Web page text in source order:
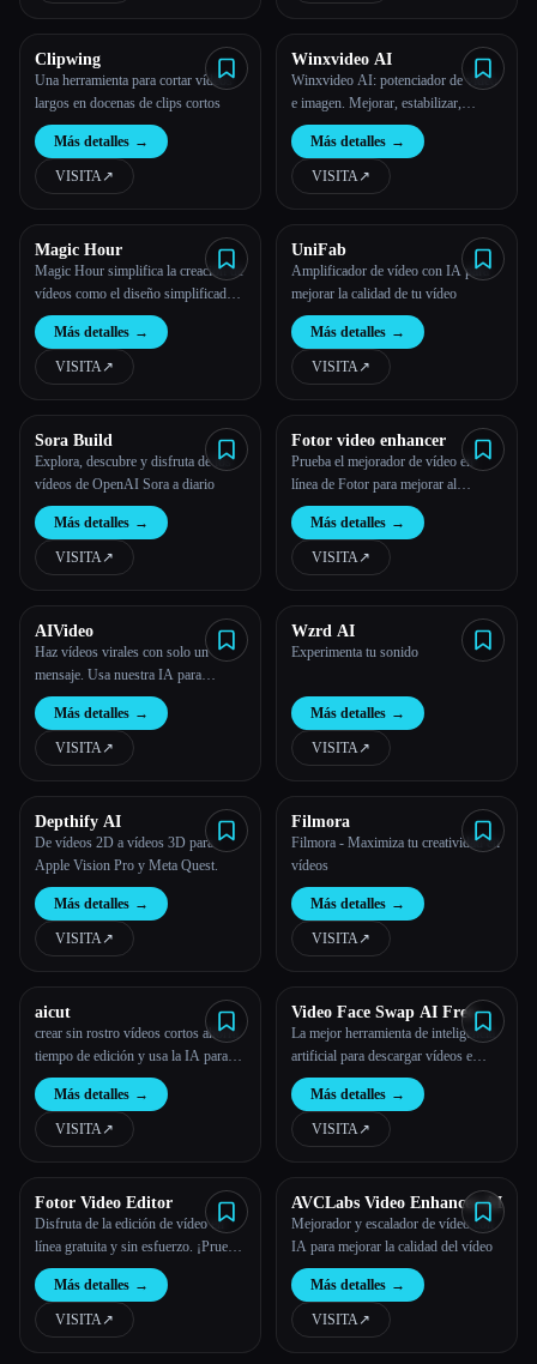
Clipwing
Una herramienta para cortar vídeos
largos en docenas de clips cortos
Más detalles →
VISITA↗︎
Winxvideo AI
Winxvideo AI: potenciador de vídeo
e imagen. Mejorar, estabilizar,
convertir, editar, grabar vídeo
Más detalles →
VISITA↗︎
Magic Hour
Magic Hour simplifica la creación de
vídeos como el diseño simplificado
de Canva
Más detalles →
VISITA↗︎
UniFab
Amplificador de vídeo con IA para
mejorar la calidad de tu vídeo
Más detalles →
VISITA↗︎
Sora Build
Explora, descubre y disfruta de los
vídeos de OpenAI Sora a diario
Más detalles →
VISITA↗︎
Fotor video enhancer
Prueba el mejorador de vídeo en
línea de Fotor para mejorar al
instante la calidad del vídeo,
incluidos los ajustes de nitidez,
brillo, etc. para que los vídeos sean
más nítidos. No se requieren
Más detalles →
VISITA↗︎
AIVideo
Haz vídeos virales con solo un
mensaje. Usa nuestra IA para
escribir, investigar, generar y editar
tu próximo vídeo.
Más detalles →
VISITA↗︎
Wzrd AI
Experimenta tu sonido
Más detalles →
VISITA↗︎
Depthify AI
De vídeos 2D a vídeos 3D para
Apple Vision Pro y Meta Quest.
Más detalles →
VISITA↗︎
Filmora
Filmora - Maximiza tu creatividad en
vídeos
Más detalles →
VISITA↗︎
aicut
crear sin rostro vídeos cortos ahorra
tiempo de edición y usa la IA para
cambiar tu guion o idea en vídeos
cortos sin rostro en cuestión de
minutos
Más detalles →
VISITA↗︎
Video Face Swap AI Free
La mejor herramienta de inteligencia
artificial para descargar vídeos e
intercambiar caras, AiSaver
Más detalles →
VISITA↗︎
Fotor Video Editor
Disfruta de la edición de vídeo en
línea gratuita y sin esfuerzo. ¡Prueba
ahora el editor de vídeo todo en uno
de Fotor para editar vídeos como un
profesional!
Más detalles →
VISITA↗︎
AVCLabs Video Enhancer AI
Mejorador y escalador de vídeo con
IA para mejorar la calidad del vídeo
Más detalles →
VISITA↗︎